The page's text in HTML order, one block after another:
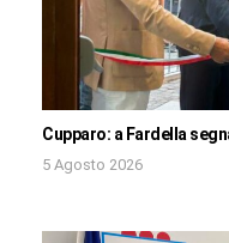
Cupparo: a Fardella
5 Agosto 2026